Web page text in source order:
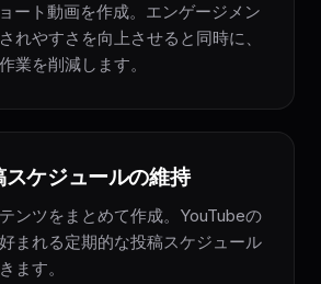
ート動画を作成。エンゲージメン
れやすさを向上させると同時に、
業を削減します。
ケジュールの維持
ンツをまとめて作成。YouTubeの
まれる定期的な投稿スケジュール
ます。